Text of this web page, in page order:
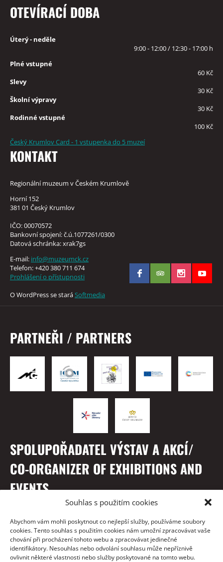
Souhlas s použitím cookies
Abychom vám mohli poskytnout co nejlepší služby, používáme soubory
cookies. Tento souhlas s použitím cookies nám umožní zpracovávat vaše
chování při procházení tohoto webu a zpracovávat jedinečné
identifikátory. Nesouhlas nebo odvolání souhlasu může nepříznivě
ovlivnit některé vlastnosti nebo služby poskytované na tomto webu.
OTEVÍRACÍ DOBA
Úterý - neděle
9:00 - 12:00 / 12:30 - 17:00 h
Plné vstupné
60 Kč
Slevy
30 Kč
Školní výpravy
30 Kč
Rodinné vstupné
100 Kč
Český Krumlov Card - 1 vstupenka do 5 muzeí
KONTAKT
Regionální muzeum v Českém Krumlově
Horní 152
381 01 Český Krumlov
IČO: 00070572
Bankovní spojení: č.ú.1077261/0300
Datová schránka: xrak7gs
E-mail: info@muzeumck.cz
Telefon: +420 380 711 674
Prohlášení o přístupnosti
O WordPress se staráSoftmedia
PARTNEŘI / PARTNERS
SPOLUPOŘADATEL VÝSTAV A AKCÍ/
CO-ORGANIZER OF EXHIBITIONS AND
EVENTS